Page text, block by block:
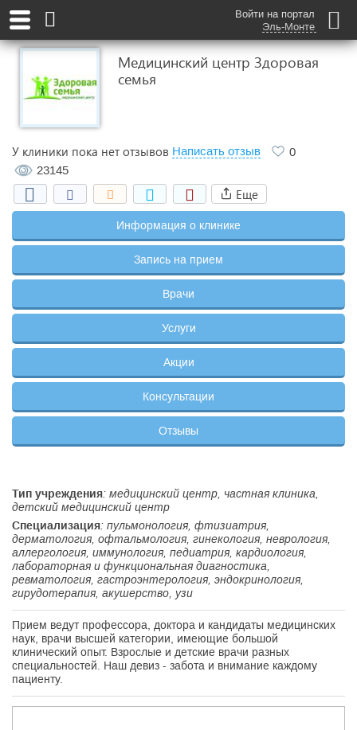
Войти на портал
Эль-Монте
Медицинский центр Здоровая
семья
У клиники пока нет отзывов Написать отзыв
0
23145
Еще
Информация о клинике
Запись на прием
Врачи
Услуги
Акции
Консультации
Отзывы
Тип учреждения: медицинский центр, частная клиника,
детский медицинский центр
Специализация: пульмонология, фтизиатрия,
дерматология, офтальмология, гинекология, неврология,
аллергология, иммунология, педиатрия, кардиология,
лабораторная и функциональная диагностика,
ревматология, гастроэнтерология, эндокринология,
гирудотерапия, акушерство, узи
Прием ведут профессора, доктора и кандидаты медицинских
наук, врачи высшей категории, имеющие большой
клинический опыт. Взрослые и детские врачи разных
специальностей. Наш девиз - забота и внимание каждому
пациенту.